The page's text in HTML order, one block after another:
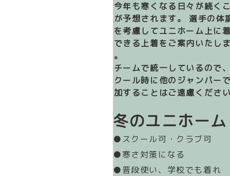
に今年も寒くなる日々が続く
とが予想されます。 選手の体
面を考慮してユニホーム上に
用できる上着をご案内いたし
す。
※チームで統一しているので
スクール時に他のジャンパー
参加することはご遠慮くださ
冬のユニホーム
●スクール可・クラブ可
●寒さ対策になる
●普段使い、学校でも着れ